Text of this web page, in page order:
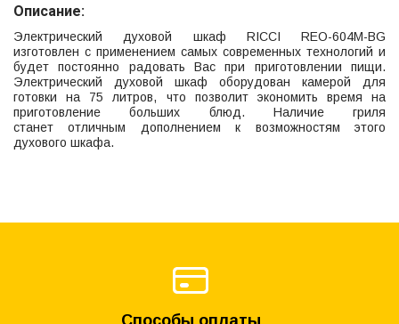
Описание:
Электрический духовой шкаф RICCI REO-604М-BG
изготовлен с применением самых современных технологий и
будет постоянно радовать Вас при приготовлении пищи.
Электрический духовой шкаф оборудован камерой для
готовки на 75 литров, что позволит экономить время на
приготовление больших блюд. Наличие гриля
станет отличным дополнением к возможностям этого
духового шкафа.